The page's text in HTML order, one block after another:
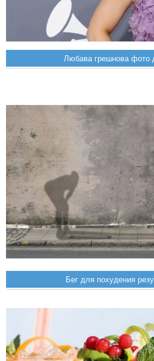
Любава грешнова фото
Бег для похудения